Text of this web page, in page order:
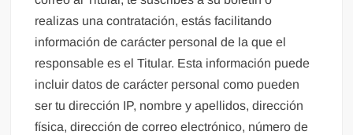
realizas una contratación, estás facilitando
información de carácter personal de la que el
responsable es el Titular. Esta información puede
incluir datos de carácter personal como pueden
ser tu dirección IP, nombre y apellidos, dirección
física, dirección de correo electrónico, número de